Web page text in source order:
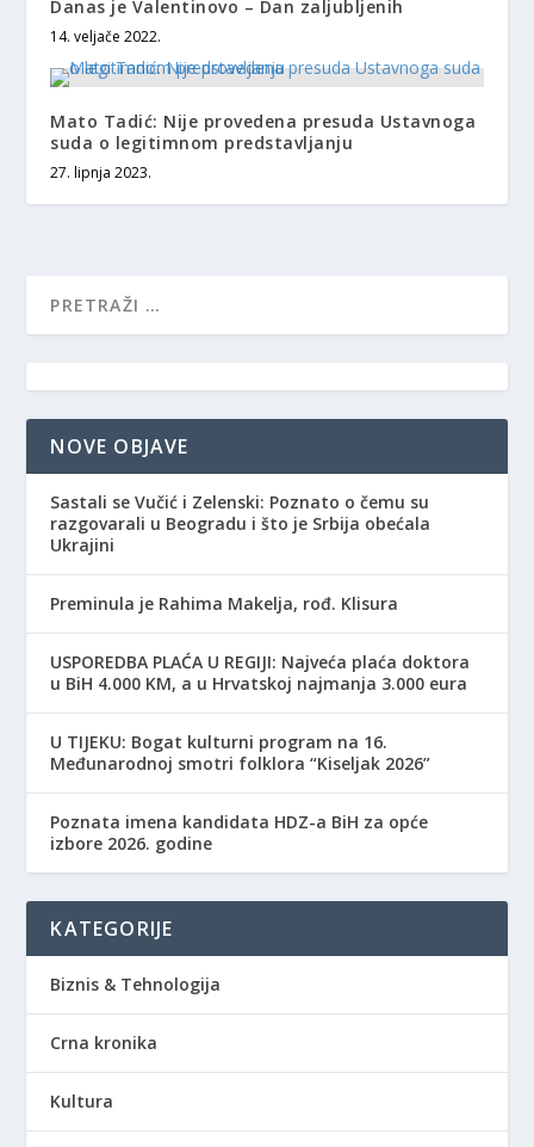
Danas je Valentinovo – Dan zaljubljenih
14. veljače 2022.
Mato Tadić: Nije provedena presuda Ustavnoga
suda o legitimnom predstavljanju
27. lipnja 2023.
NOVE OBJAVE
Sastali se Vučić i Zelenski: Poznato o čemu su
razgovarali u Beogradu i što je Srbija obećala
Ukrajini
Preminula je Rahima Makelja, rođ. Klisura
USPOREDBA PLAĆA U REGIJI: Najveća plaća doktora
u BiH 4.000 KM, a u Hrvatskoj najmanja 3.000 eura
​U TIJEKU: Bogat kulturni program na 16.
Međunarodnoj smotri folklora “Kiseljak 2026”
Poznata imena kandidata HDZ-a BiH za opće
izbore 2026. godine
KATEGORIJE
Biznis & Tehnologija
Crna kronika
Kultura